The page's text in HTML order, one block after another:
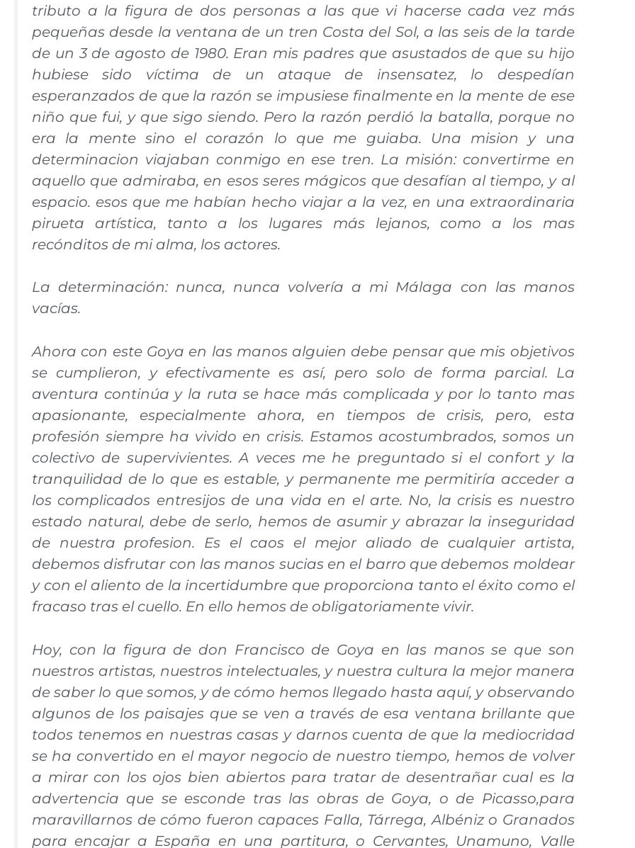
tributo a la figura de dos personas a las que vi hacerse cada vez más
pequeñas desde la ventana de un tren Costa del Sol, a las seis de la tarde
de un 3 de agosto de 1980. Eran mis padres que asustados de que su hijo
hubiese sido víctima de un ataque de insensatez, lo despedían
esperanzados de que la razón se impusiese finalmente en la mente de ese
niño que fui, y que sigo siendo. Pero la razón perdió la batalla, porque no
era la mente sino el corazón lo que me guiaba. Una mision y una
determinacion viajaban conmigo en ese tren. La misión: convertirme en
aquello que admiraba, en esos seres mágicos que desafían al tiempo, y al
espacio. esos que me habían hecho viajar a la vez, en una extraordinaria
pirueta artística, tanto a los lugares más lejanos, como a los mas
recónditos de mi alma, los actores.
La determinación: nunca, nunca volvería a mi Málaga con las manos
vacías.
Ahora con este Goya en las manos alguien debe pensar que mis objetivos
se cumplieron, y efectivamente es así, pero solo de forma parcial. La
aventura continúa y la ruta se hace más complicada y por lo tanto mas
apasionante, especialmente ahora, en tiempos de crisis, pero, esta
profesión siempre ha vivido en crisis. Estamos acostumbrados, somos un
colectivo de supervivientes. A veces me he preguntado si el confort y la
tranquilidad de lo que es estable, y permanente me permitiría acceder a
los complicados entresijos de una vida en el arte. No, la crisis es nuestro
estado natural, debe de serlo, hemos de asumir y abrazar la inseguridad
de nuestra profesion. Es el caos el mejor aliado de cualquier artista,
debemos disfrutar con las manos sucias en el barro que debemos moldear
y con el aliento de la incertidumbre que proporciona tanto el éxito como el
fracaso tras el cuello. En ello hemos de obligatoriamente vivir.
Hoy, con la figura de don Francisco de Goya en las manos se que son
nuestros artistas, nuestros intelectuales, y nuestra cultura la mejor manera
de saber lo que somos, y de cómo hemos llegado hasta aquí, y observando
algunos de los paisajes que se ven a través de esa ventana brillante que
todos tenemos en nuestras casas y darnos cuenta de que la mediocridad
se ha convertido en el mayor negocio de nuestro tiempo, hemos de volver
a mirar con los ojos bien abiertos para tratar de desentrañar cual es la
advertencia que se esconde tras las obras de Goya, o de Picasso,para
maravillarnos de cómo fueron capaces Falla, Tárrega, Albéniz o Granados
para encajar a España en una partitura, o Cervantes, Unamuno, Valle